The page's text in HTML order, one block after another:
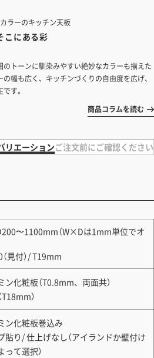
ラーのキッチン天板
こに​ある​彩​
トーンに​馴染みやすい​絶妙なカラーも揃えた
幅も​広く、​キッチンづくりの自由度を広げ、
す。
商品コラムを読む
リエーションご注文前にご確認ください
〜1100mm（W×Dは1mm単位でオ
見付）/ T19mm
化粧板（T0.8mm、両面共）
）
ン化粧板巻込み
貼り/ 仕上げなし（アイランドか壁付け
て選択）